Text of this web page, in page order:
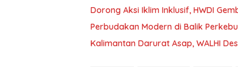
Dorong Aksi Iklim Inklusif, HWDI
Perbudakan Modern di Balik
Kalimantan Darurat Asap, WALHI